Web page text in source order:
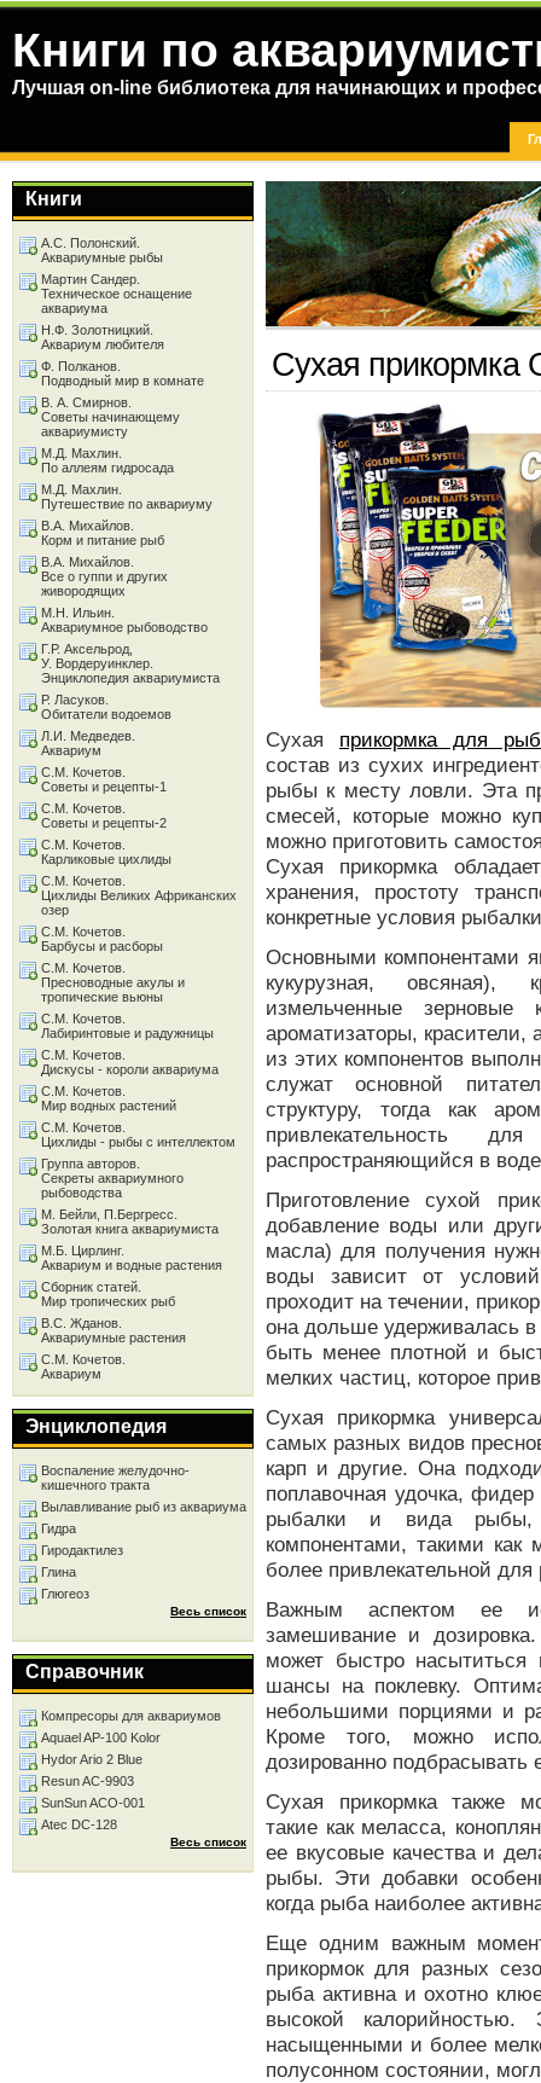
Книги по
Лучшая on-line библиотека для начинающих и
Сухая прикормка
Сухая прикормка для
состав из сухих
рыбы к месту ловли. Эта
смесей, которые можно
можно приготовить
Сухая прикормка
хранения, простоту
конкретные условия
Основными компонентами
кукурузная, овсяная),
измельченные
ароматизаторы,
из этих компонентов
служат основной
структуру, тогда как
привлекательность
распространяющийся в
Приготовление сухой
добавление воды или
масла) для получения
воды зависит от
проходит на течении,
она дольше удерживалась
быть менее плотной и
мелких частиц, которое
Сухая прикормка
самых разных видов
карп и другие. Она
поплавочная удочка,
рыбалки и вида
компонентами, такими
более привлекательной
Важным аспектом ее
замешивание и
может быстро насытиться
шансы на поклевку.
небольшими порциями и
Кроме того, можно
дозированно подбрасывать
Сухая прикормка также
такие как меласса,
ее вкусовые качества и
рыбы. Эти добавки
когда рыба наиболее
Еще одним важным
прикормок для разных
рыба активна и охотно
высокой
насыщенными и более
полусонном состоянии,
Книги
А.С. Полонский.
Аквариумные рыбы
Мартин Сандер.
Техническое оснащение
аквариума
Н.Ф. Золотницкий.
Аквариум любителя
Ф. Полканов.
Подводный мир в комнате
В. А. Смирнов.
Советы начинающему
аквариумисту
М.Д. Махлин.
По аллеям гидросада
М.Д. Махлин.
Путешествие по аквариуму
В.А. Михайлов.
Корм и питание рыб
В.А. Михайлов.
Все о гуппи и других
живородящих
М.Н. Ильин.
Аквариумное рыбоводство
Г.Р. Аксельрод,
У. Вордеруинклер.
Энциклопедия аквариумиста
Р. Ласуков.
Обитатели водоемов
Л.И. Медведев.
Аквариум
С.М. Кочетов.
Советы и рецепты-1
С.М. Кочетов.
Советы и рецепты-2
С.М. Кочетов.
Карликовые цихлиды
С.М. Кочетов.
Цихлиды Великих Африканских
озер
С.М. Кочетов.
Барбусы и расборы
С.М. Кочетов.
Пресноводные акулы и
тропические вьюны
С.М. Кочетов.
Лабиринтовые и радужницы
С.М. Кочетов.
Дискусы - короли аквариума
С.М. Кочетов.
Мир водных растений
С.М. Кочетов.
Цихлиды - рыбы с интеллектом
Группа авторов.
Секреты аквариумного
рыбоводства
М. Бейли, П.Бергресс.
Золотая книга аквариумиста
М.Б. Цирлинг.
Аквариум и водные растения
Сборник статей.
Мир тропических рыб
В.С. Жданов.
Аквариумные растения
С.М. Кочетов.
Аквариум
Энциклопедия
Воспаление желудочно-
кишечного тракта
Вылавливание рыб из аквариума
Гидра
Гиродактилез
Глина
Глюгеоз
Весь список
Справочник
Компресоры для аквариумов
Aquael AP-100 Kolor
Hydor Ario 2 Blue
Resun AC-9903
SunSun ACO-001
Atec DC-128
Весь список